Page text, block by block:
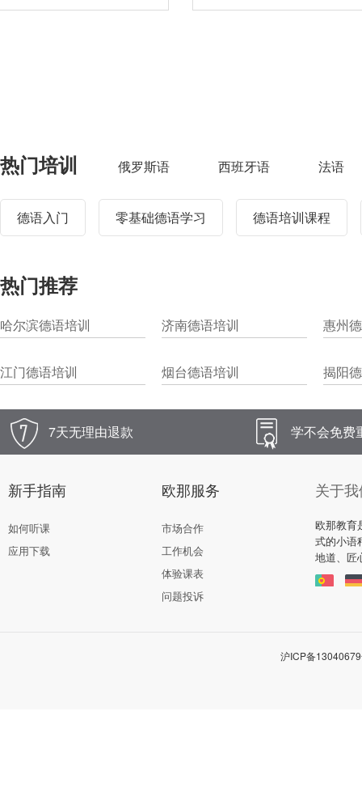
热门培训 俄罗斯语 西班牙语 法语
德语入门 零基础德语学习 德语培训课程
热门推荐
哈尔滨德语培训 济南德语培训 惠州
江门德语培训 烟台德语培训 揭阳
7天无理由退款 学不会免费
新手指南
如何听课
应用下载
欧那服务
市场合作
工作机会
体验课表
问题投诉
关于
欧那教育
式的小语
地道、匠
沪ICP备